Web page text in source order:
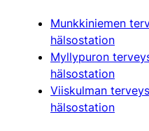
Munkkiniemen
hälsostation
Myllypuron
hälsostation
Viiskulman
hälsostation